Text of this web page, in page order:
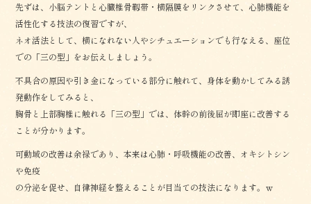
先ずは、小脳テントと心臓椎骨靱帯・横隔膜をリンクさせて、心肺機能を
活性化する技法の復習ですが、
ネオ活法として、横になれない人やシチュエーションでも行なえる、座位
での「三の型」をお伝えしましょう。
不具合の原因や引き金になっている部分に触れて、身体を動かしてみる誘
発動作をしてみると、
胸骨と上部胸椎に触れる「三の型」では、体幹の前後屈が即座に改善する
ことが分かります。
可動域の改善は余禄であり、本来は心肺・呼吸機能の改善、オキシトシン
や免疫
の分泌を促せ、自律神経を整えることが目当ての技法になります。ｗ